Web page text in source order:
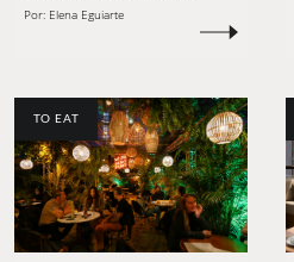
Por: Elena Eguiarte
TO EAT